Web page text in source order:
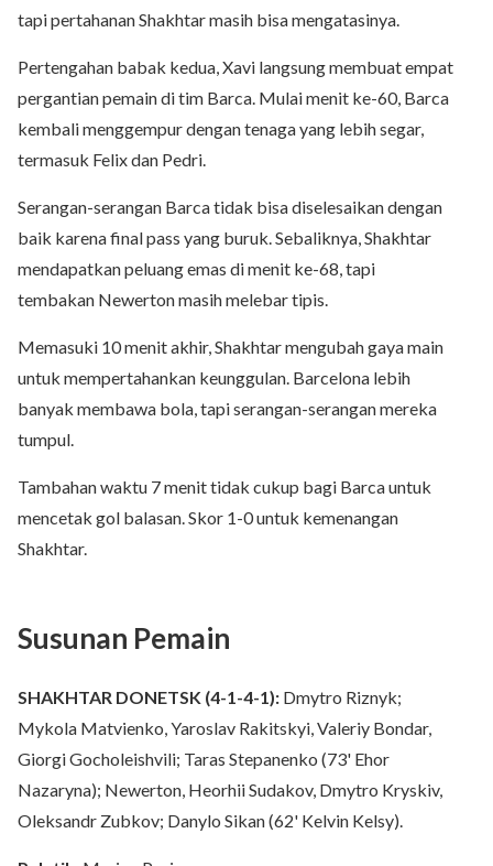
tapi pertahanan Shakhtar masih bisa mengatasinya.
Pertengahan babak kedua, Xavi langsung membuat empat
pergantian pemain di tim Barca. Mulai menit ke-60, Barca
kembali menggempur dengan tenaga yang lebih segar,
termasuk Felix dan Pedri.
Serangan-serangan Barca tidak bisa diselesaikan dengan
baik karena final pass yang buruk. Sebaliknya, Shakhtar
mendapatkan peluang emas di menit ke-68, tapi
tembakan Newerton masih melebar tipis.
Memasuki 10 menit akhir, Shakhtar mengubah gaya main
untuk mempertahankan keunggulan. Barcelona lebih
banyak membawa bola, tapi serangan-serangan mereka
tumpul.
Tambahan waktu 7 menit tidak cukup bagi Barca untuk
mencetak gol balasan. Skor 1-0 untuk kemenangan
Shakhtar.
Susunan Pemain
SHAKHTAR DONETSK (4-1-4-1): Dmytro Riznyk;
Mykola Matvienko, Yaroslav Rakitskyi, Valeriy Bondar,
Giorgi Gocholeishvili; Taras Stepanenko (73' Ehor
Nazaryna); Newerton, Heorhii Sudakov, Dmytro Kryskiv,
Oleksandr Zubkov; Danylo Sikan (62' Kelvin Kelsy).